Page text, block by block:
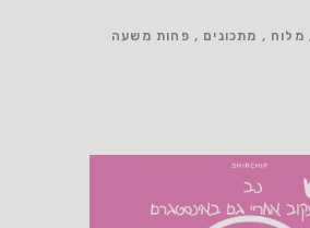
מלוח מתכונים
פחות משעה